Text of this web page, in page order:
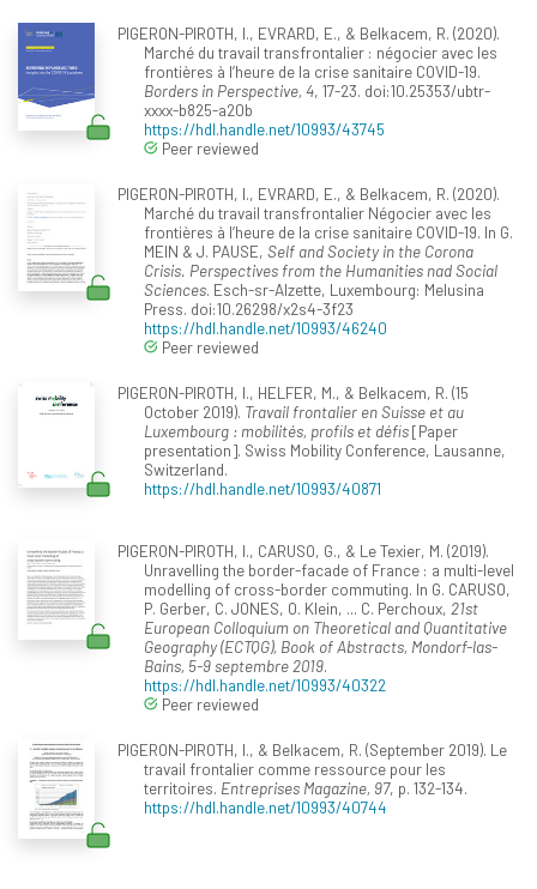
PIGERON-PIROTH, I., EVRARD, E., & Belkacem, R. (2020).
Marché du travail transfrontalier : négocier avec les
frontières à l’heure de la crise sanitaire COVID-19.
Borders in Perspective, 4, 17-23. doi:10.25353/ubtr-
xxxx-b825-a20b
https://hdl.handle.net/10993/43745
Peer reviewed
PIGERON-PIROTH, I., EVRARD, E., & Belkacem, R. (2020).
Marché du travail transfrontalier Négocier avec les
frontières à l’heure de la crise sanitaire COVID-19. In G.
MEIN & J. PAUSE, Self and Society in the Corona
Crisis. Perspectives from the Humanities nad Social
Sciences. Esch-sr-Alzette, Luxembourg: Melusina
Press. doi:10.26298/x2s4-3f23
https://hdl.handle.net/10993/46240
Peer reviewed
PIGERON-PIROTH, I., HELFER, M., & Belkacem, R. (15
October 2019). Travail frontalier en Suisse et au
Luxembourg : mobilités, profils et défis[Paper
presentation]. Swiss Mobility Conference, Lausanne,
Switzerland.
https://hdl.handle.net/10993/40871
PIGERON-PIROTH, I., CARUSO, G., & Le Texier, M. (2019).
Unravelling the border-facade of France : a multi-level
modelling of cross-border commuting. In G. CARUSO,
P. Gerber, C. JONES, O. Klein, ... C. Perchoux, 21st
European Colloquium on Theoretical and Quantitative
Geography (ECTQG), Book of Abstracts, Mondorf-las-
Bains, 5-9 septembre 2019.
https://hdl.handle.net/10993/40322
Peer reviewed
PIGERON-PIROTH, I., & Belkacem, R. (September 2019). Le
travail frontalier comme ressource pour les
territoires. Entreprises Magazine, 97, p. 132-134.
https://hdl.handle.net/10993/40744